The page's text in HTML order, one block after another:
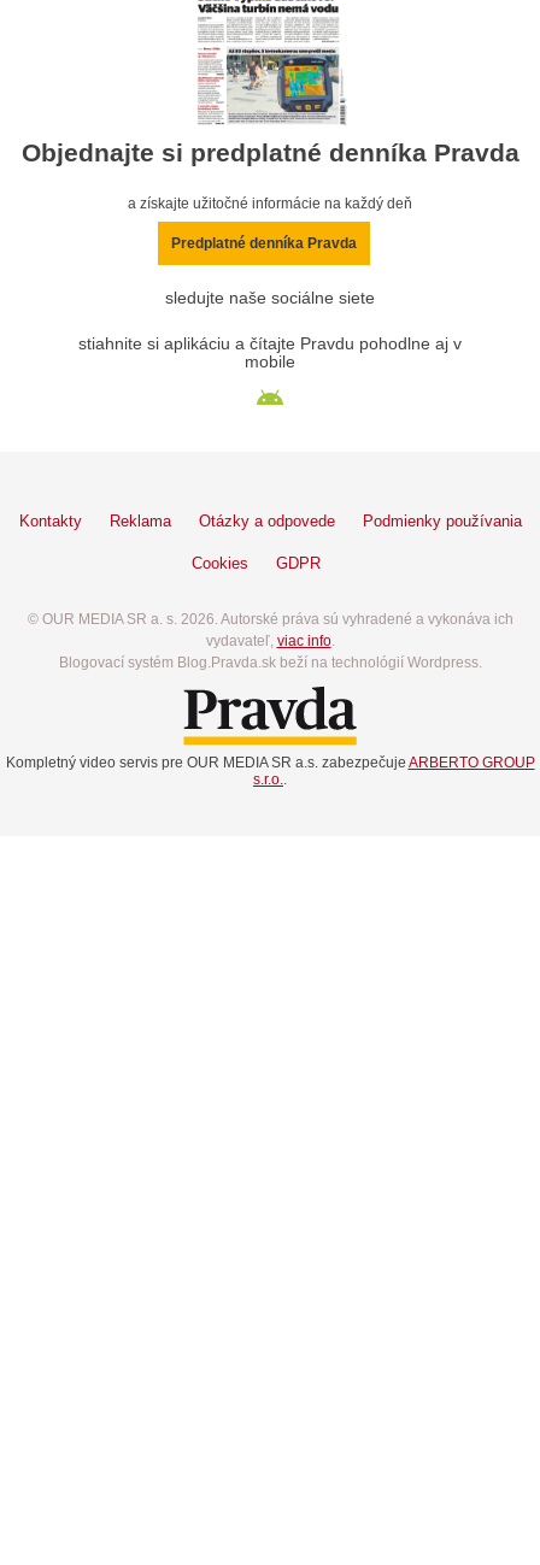
Objednajte si predplatné denníka Pravda
a získajte užitočné informácie na každý deň
Predplatné denníka Pravda
sledujte naše sociálne siete
stiahnite si aplikáciu a čítajte Pravdu pohodlne aj v
mobile
Kontakty Reklama Otázky a odpovede Podmienky používania
Cookies GDPR
© OUR MEDIA SR a. s. 2026. Autorské práva sú vyhradené a vykonáva ich
vydavateľ, viac info.
Blogovací systém Blog.Pravda.sk beží na technológií Wordpress.
Kompletný video servis pre OUR MEDIA SR a.s. zabezpečuje ARBERTO GROUP
s.r.o..